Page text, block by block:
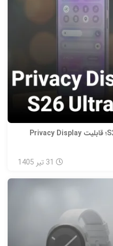
ارتقای امنیت در گلکسی S26 Ultra؛ قابلیت Privacy Display
31 تیر 1405